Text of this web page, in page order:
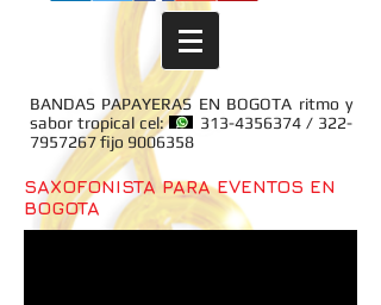
BANDAS PAPAYERAS EN BOGOTA ritmo y
sabor tropical cel: 313-4356374/ 322-
7957267fijo 9006358
SAXOFONISTA PARA EVENTOS EN
BOGOTA